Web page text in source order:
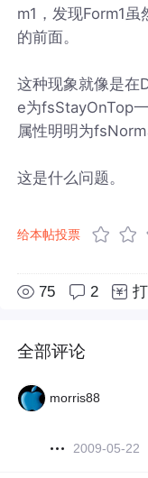
m1，发现Form1
的前面。
这种现象就像是在
e为fsStayOnTop
属性明明为
这是什么问题。
给本帖投票
75 2
全部评论
morris88
2009-05-22